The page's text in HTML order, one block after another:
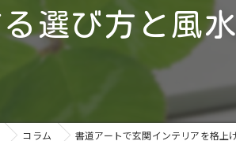
発達障がい
選び方と風
コラム 書道アートで玄関インテリアを格上